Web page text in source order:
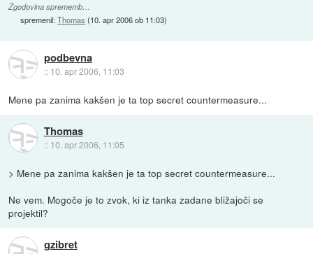
Zgodovina sprememb…
spremenil:Thomas (10. apr 2006 ob 11:03)
podbevna
:: 10. apr 2006, 11:03
Mene pa zanima kakšen je ta top secret countermeasure...
Thomas
:: 10. apr 2006, 11:05
> Mene pa zanima kakšen je ta top secret countermeasure...
Ne vem. Mogoče je to zvok, ki iz tanka zadane bližajoči se
projektil?
gzibret